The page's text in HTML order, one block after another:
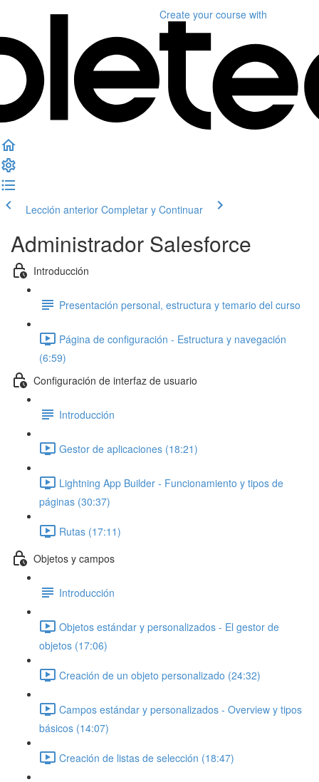
Create your course with
Lección anterior Completar y Continuar
Administrador Salesforce
Introducción
Presentación personal, estructura y temario del curso
Página de configuración - Estructura y navegación
(6:59)
Configuración de interfaz de usuario
Introducción
Gestor de aplicaciones (18:21)
Lightning App Builder - Funcionamiento y tipos de
páginas (30:37)
Rutas (17:11)
Objetos y campos
Introducción
Objetos estándar y personalizados - El gestor de
objetos (17:06)
Creación de un objeto personalizado (24:32)
Campos estándar y personalizados - Overview y tipos
básicos (14:07)
Creación de listas de selección (18:47)